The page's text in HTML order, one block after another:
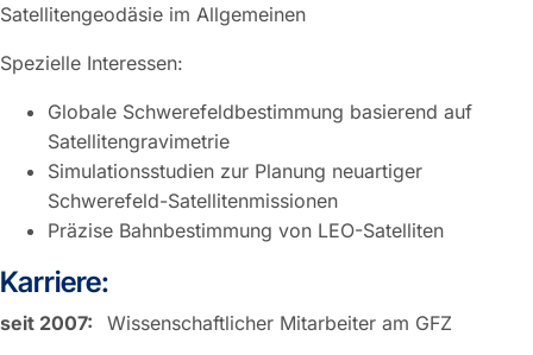
Satellitengeodäsie im Allgemeinen
Spezielle Interessen:
Globale Schwerefeldbestimmung basierend auf
Satellitengravimetrie
Simulationsstudien zur Planung neuartiger
Schwerefeld-Satellitenmissionen
Präzise Bahnbestimmung von LEO-Satelliten
Karriere:
seit 2007: Wissenschaftlicher Mitarbeiter am GFZ